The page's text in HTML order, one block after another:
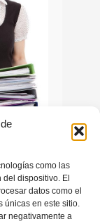
como las
dispositivo. El
datos como el
únicas en este sitio.
negativamente a
tiempo de
en su
el trabajo
de